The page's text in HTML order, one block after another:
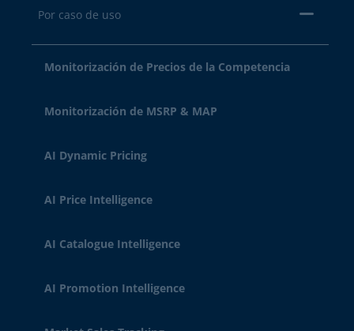
Por caso de uso
Monitorización de Precios de la Competencia
Monitorización de MSRP & MAP
AI Dynamic Pricing
AI Price Intelligence
AI Catalogue Intelligence
AI Promotion Intelligence